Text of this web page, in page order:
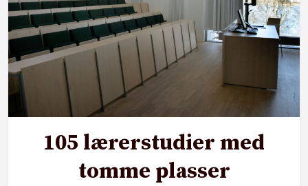
105 lærerstudier med
tomme plasser